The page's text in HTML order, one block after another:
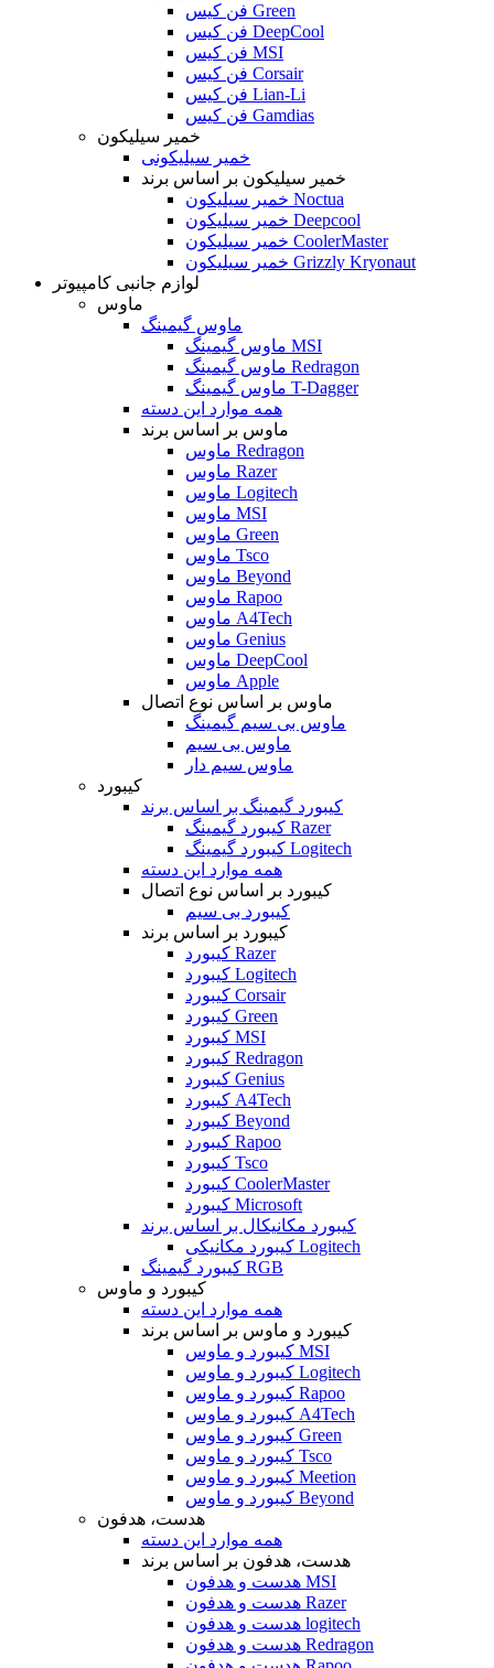
فن کیس Green
فن کیس DeepCool
فن کیس MSI
فن کیس Corsair
فن کیس Lian-Li
فن کیس Gamdias
خمیر سیلیکون
خمیر سیلیکونی
خمیر سیلیکون بر اساس برند
خمیر سیلیکون Noctua
خمیر سیلیکون Deepcool
خمیر سیلیکون CoolerMaster
خمیر سیلیکون Grizzly Kryonaut
لوازم جانبی کامپیوتر
ماوس
ماوس گیمینگ
ماوس گیمینگ MSI
ماوس گیمینگ Redragon
ماوس گیمینگ T-Dagger
همه موارد این دسته
ماوس بر اساس برند
ماوس Redragon
ماوس Razer
ماوس Logitech
ماوس MSI
ماوس Green
ماوس Tsco
ماوس Beyond
ماوس Rapoo
ماوس A4Tech
ماوس Genius
ماوس DeepCool
ماوس Apple
ماوس بر اساس نوع اتصال
ماوس بی سیم گیمینگ
ماوس بی سیم
ماوس سیم دار
کیبورد
کیبورد گیمینگ بر اساس برند
کیبورد گیمینگ Razer
کیبورد گیمینگ Logitech
همه موارد این دسته
کیبورد بر اساس نوع اتصال
کیبورد بی سیم
کیبورد بر اساس برند
کیبورد Razer
کیبورد Logitech
کیبورد Corsair
کیبورد Green
کیبورد MSI
کیبورد Redragon
کیبورد Genius
کیبورد A4Tech
کیبورد Beyond
کیبورد Rapoo
کیبورد Tsco
کیبورد CoolerMaster
کیبورد Microsoft
کیبورد مکانیکال بر اساس برند
کیبورد مکانیکی Logitech
کیبورد گیمینگ RGB
کیبورد و ماوس
همه موارد این دسته
کیبورد و ماوس بر اساس برند
کیبورد و ماوس MSI
کیبورد و ماوس Logitech
کیبورد و ماوس Rapoo
کیبورد و ماوس A4Tech
کیبورد و ماوس Green
کیبورد و ماوس Tsco
کیبورد و ماوس Meetion
کیبورد و ماوس Beyond
هدست، هدفون
همه موارد این دسته
هدست، هدفون بر اساس برند
هدست و هدفون MSI
هدست و هدفون Razer
هدست و هدفون logitech
هدست و هدفون Redragon